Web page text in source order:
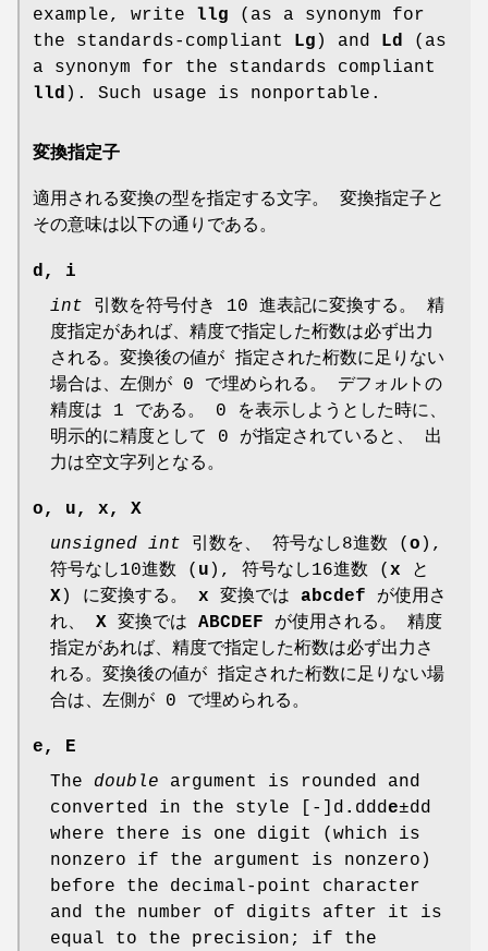
example, write llg (as a synonym for
the standards-compliant
Lg ) and Ld
(as
a synonym for the standards compliant
lld ). Such usage is nonportable.
変換指定子
適用される変換の型を指定する文字。 変換指定子と
その意味は以下の通りである。
d, i
int 引数を符号付き 10 進表記に変換する。 精
度指定があれば、精度で指定した桁数は必ず出力
される。変換後の値が 指定された桁数に足りない
場合は、左側が 0 で埋められる。 デフォルトの
精度は 1 である。 0 を表示しようとした時に、
明示的に精度として 0 が指定されていると、 出
力は空文字列となる。
o, u, x, X
unsigned int 引数を、 符号なし8進数 ( o ),
符号なし10進数 ( u ), 符号なし16進数 ( x と
X) に変換する。 x 変換では abcdef が使用さ
れ、 X 変換では ABCDEF が使用される。 精度
指定があれば、精度で指定した桁数は必ず出力さ
れる。変換後の値が 指定された桁数に足りない場
合は、左側が 0 で埋められる。
e, E
The double argument is rounded and
converted in the style [-]d . ddde±dd
where there is one digit (which is
nonzero if the argument is nonzero)
before the decimal-point character
and the number of digits after it is
equal to the precision; if the